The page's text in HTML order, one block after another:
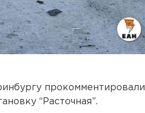
прокомментировали
“Расточная”.